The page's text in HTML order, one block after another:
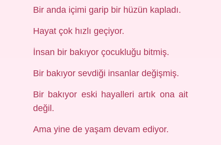
Bir anda içimi garip bir hüzün kapladı.
Hayat çok hızlı geçiyor.
İnsan bir bakıyor çocukluğu bitmiş.
Bir bakıyor sevdiği insanlar değişmiş.
Bir bakıyor eski hayalleri artık ona ait
değil.
Ama yine de yaşam devam ediyor.